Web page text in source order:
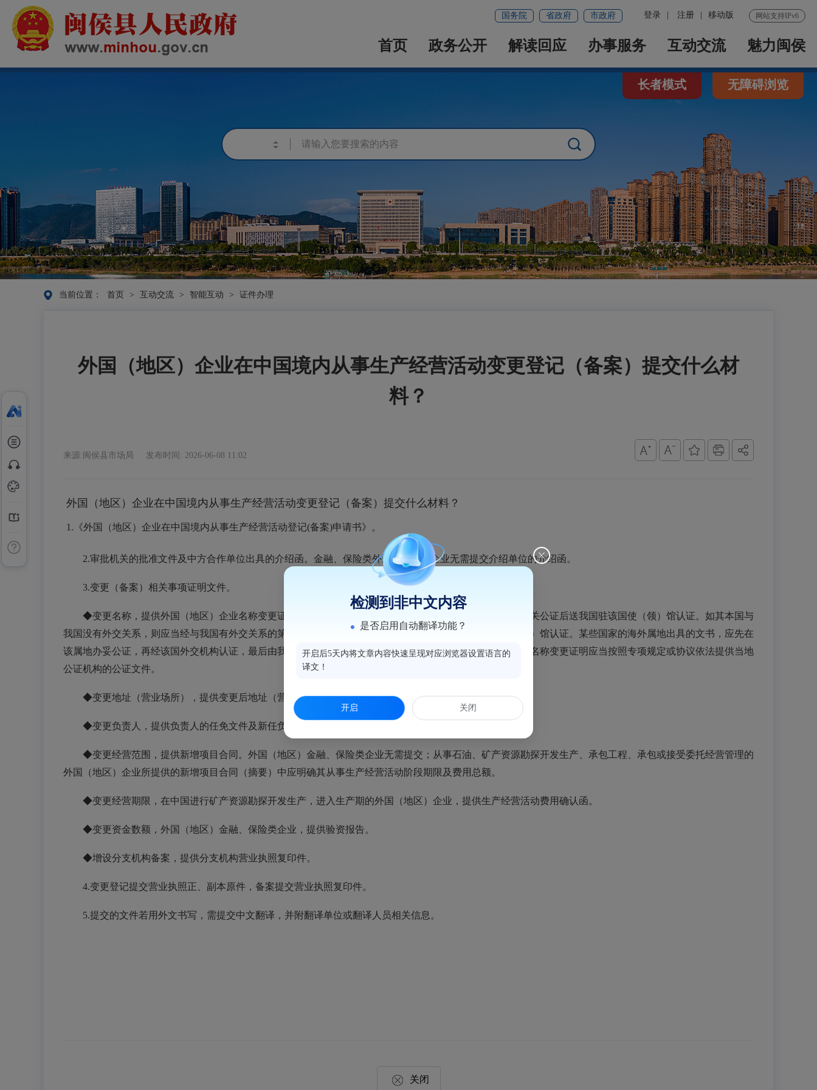
网站支持IPv6
登录 注册 移动版
国务院 省政府 市政府
首页 政务公开 解读回应 办事服务 互动交流 魅力闽侯
长者模式 无障碍浏览
当前位置： 首页 > 互动交流 > 智能互动 > 证件办理
外国（地区）企业在中国境内从事生产经营活动变更登记（备案）提交什么材
料？
来源:闽侯县市场局 发布时间: 2026-06-08 11:02
外国（地区）企业在中国境内从事生产经营活动变更登记（备案）提交什么材料？
1. 《外国（地区）企业在中国境内从事生产经营活动登记(备案)申请书》。
2.审批机关的批准文件及中方合作单位出具的介绍函。金融、保险类外国（地区）企业无需提交介绍单位的介绍函。
3.变更（备案）相关事项证明文件。
◆变更名称，提供外国（地区）企业名称变更证明。外国（地区）企业的名称变更证明应经其本国主管机关公证后送我国驻该国使（领）馆认证。如其本国与
我国没有外交关系，则应当经与我国有外交关系的第三国驻该国使（领）馆认证，再由我国驻该第三国使（领）馆认证。某些国家的海外属地出具的文书，应先在
该属地办妥公证，再经该国外交机构认证，最后由我国驻该国使（领）馆认证。香港、澳门和台湾地区企业的名称变更证明应当按照专项规定或协议依法提供当地
公证机构的公证文件。
◆变更地址（营业场所），提供变更后地址（营业场所）的合法使用相关文件。
◆变更负责人，提供负责人的任免文件及新任负责人身份证明复印件。
◆变更经营范围，提供新增项目合同。 外国（地区）金融、保险类企业无需提交；从事石油、矿产资源勘探开发生产、承包工程、承包或接受委托经营管理的
外国（地区）企业所提供的新增项目合同（摘要）中应明确其从事生产经营活动阶段期限及费用总额。
◆变更经营期限， 在中国进行矿产资源勘探开发生产，进入生产期的外国（地区）企业，提供生产经营活动费用确认函。
◆变更资金数额， 外国（地区）金融、保险类企业，提供验资报告。
◆增设分支机构备案，提供分支机构营业执照复印件。
4.变更登记提交营业执照正、副本原件，备案提交营业执照复印件。
5.提交的文件若用外文书写，需提交中文翻译，并附翻译单位或翻译人员相关信息。
关闭
检测到非中文内容
是否启用自动翻译功能？
开启后5天内将文章内容快速呈现对应浏览器设置语言的
译文！
开启 关闭